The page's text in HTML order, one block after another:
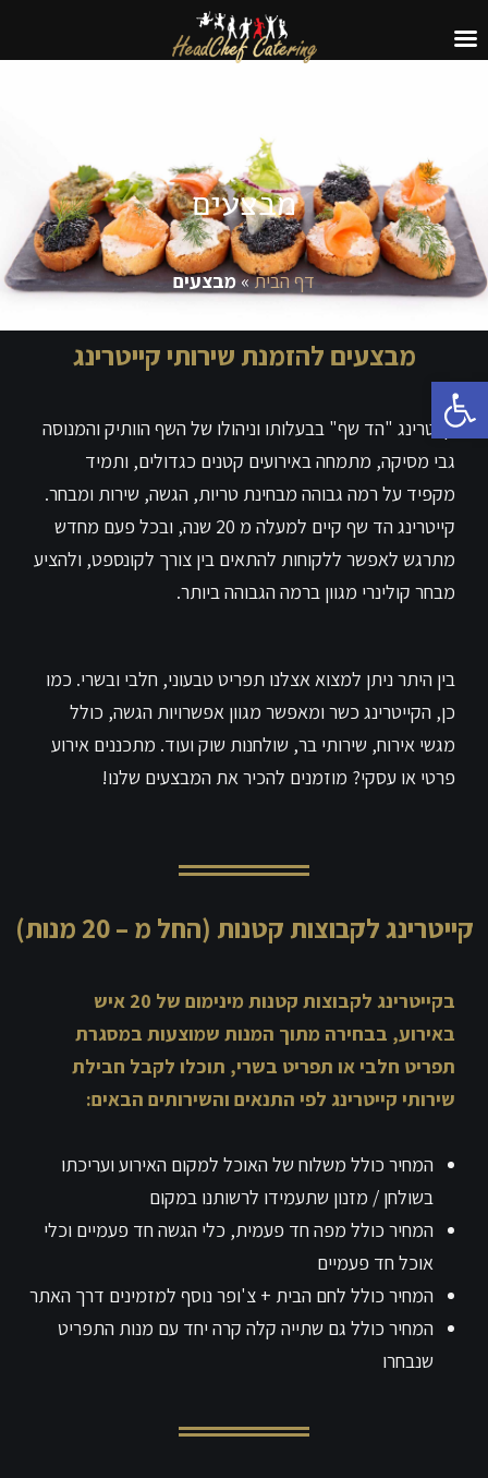
מבצעים
דף הבית»מבצעים
מבצעים להזמנת שירותי קייטרינג
קייטרינג "הד שף" בבעלותו וניהולו של השף הוותיק והמנוסה
גבי מסיקה, מתמחה באירועים קטנים כגדולים, ותמיד
מקפיד על רמה גבוהה מבחינת טריות, הגשה, שירות ומבחר.
קייטרינג הד שף קיים למעלה מ 20 שנה, ובכל פעם מחדש
מתרגש לאפשר ללקוחות להתאים בין צורך לקונספט, ולהציע
מבחר קולינרי מגוון ברמה הגבוהה ביותר.
בין היתר ניתן למצוא אצלנו תפריט טבעוני, חלבי ובשרי. כמו
כן, הקייטרינג כשר ומאפשר מגוון אפשרויות הגשה, כולל
מגשי אירוח, שירותי בר, שולחנות שוק ועוד. מתכננים אירוע
פרטי או עסקי? מוזמנים להכיר את המבצעים שלנו!
קייטרינג לקבוצות קטנות (החל מ – 20 מנות)
בקייטרינג לקבוצות קטנות מינימום של 20 איש
באירוע, בבחירה מתוך המנות שמוצעות במסגרת
תפריט חלבי או תפריט בשרי, תוכלו לקבל חבילת
שירותי קייטרינג לפי התנאים והשירותים הבאים:
המחיר כולל משלוח של האוכל למקום האירוע ועריכתו
בשולחן / מזנון שתעמידו לרשותנו במקום
המחיר כולל מפה חד פעמית, כלי הגשה חד פעמיים וכלי
אוכל חד פעמיים
המחיר כולל לחם הבית + צ'ופר נוסף למזמינים דרך האתר
המחיר כולל גם שתייה קלה קרה יחד עם מנות התפריט
שנבחרו
פתח סרגל נגישות